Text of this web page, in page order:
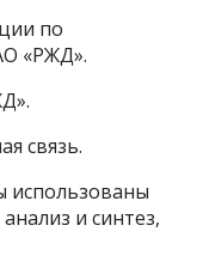
по
«РЖД».
связь.
использованы
и синтез,